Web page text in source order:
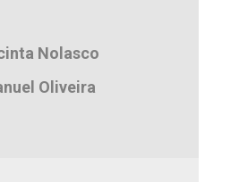
Nolasco
Oliveira